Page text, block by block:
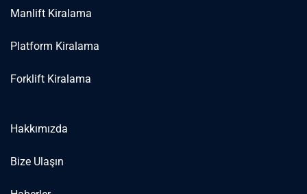
Manlift Kiralama
Platform Kiralama
Forklift Kiralama
Hakkımızda
Bize Ulaşın